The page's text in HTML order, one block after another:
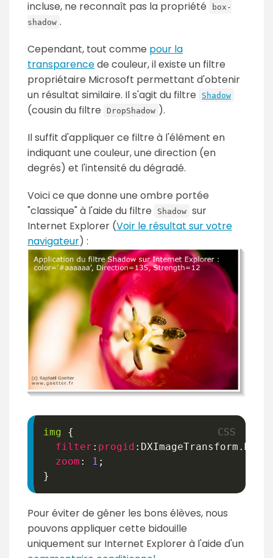
incluse, ne reconnaît pas la propriété
box-
shadow .
Cependant, tout comme pour la
transparencede couleur, il existe un filtre
propriétaire Microsoft permettant d'obtenir
un résultat similaire. Il s'agit du filtre
Shadow
(cousin du filtre DropShadow ).
Il suffit d'appliquer ce filtre à l'élément en
indiquant une couleur, une direction (en
degrés) et l'intensité du dégradé.
Voici ce que donne une ombre portée
"classique" à l'aide du filtre
Shadow sur
Internet Explorer (Voir le résultat sur votre
navigateur) :
img
{
filter : progid :
zoom : 1 ;
}
Pour éviter de gêner les bons élèves, nous
pouvons appliquer cette bidouille
uniquement sur Internet Explorer à l'aide d'un